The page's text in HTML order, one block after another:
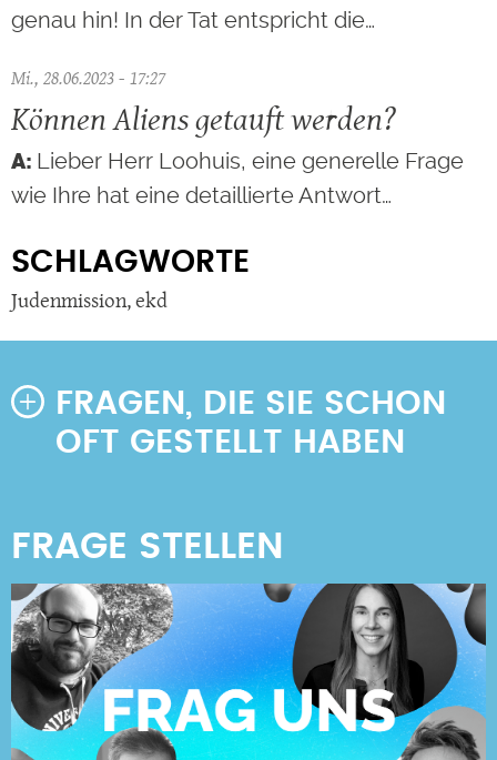
genau hin! In der Tat entspricht die…
Mi., 28.06.2023 - 17:27
Können Aliens getauft werden?
Lieber Herr Loohuis, eine generelle Frage
wie Ihre hat eine detaillierte Antwort…
SCHLAGWORTE
Judenmission,ekd
FRAGEN, DIE SIE SCHON
OFT GESTELLT HABEN